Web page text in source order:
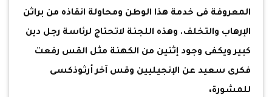
المعروفة فى خدمة هذا الوطن ومحاولة انقاذه من براثن
الإرهاب والتخلف. وهذه اللجنة لاتحتاج لرئاسة رجل دين
كبير ويكفى وجود إثنين من الكهنة مثل القس رفعت
فكرى سعيد عن الإنجيليين وقس آخر أرثوذكسى
للمشورة،